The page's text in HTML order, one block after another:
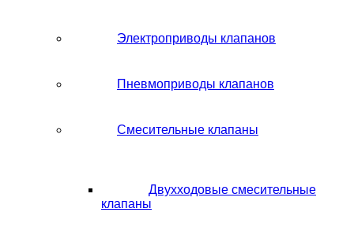
Электроприводы клапанов
Пневмоприводы клапанов
Смесительные клапаны
Двухходовые смесительные
клапаны